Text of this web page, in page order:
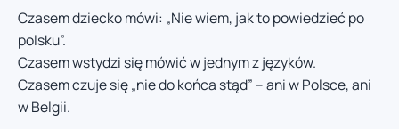
Czasem dziecko mówi: „Nie wiem, jak to powiedzieć po
polsku”.
Czasem wstydzi się mówić w jednym z języków.
Czasem czuje się „nie do końca stąd” – ani w Polsce, ani
w Belgii.